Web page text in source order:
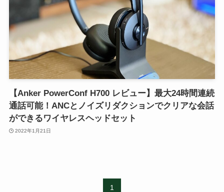
【Anker PowerConf H700 レビュー】最大24時間連続
通話可能！ANCとノイズリダクションでクリアな会話
ができるワイヤレスヘッドセット
2022年1月21日
1